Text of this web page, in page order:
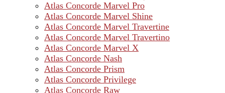
Atlas Concorde Marvel Pro
Atlas Concorde Marvel Shine
Atlas Concorde Marvel Travertine
Atlas Concorde Marvel Travertino
Atlas Concorde Marvel X
Atlas Concorde Nash
Atlas Concorde Prism
Atlas Concorde Privilege
Atlas Concorde Raw